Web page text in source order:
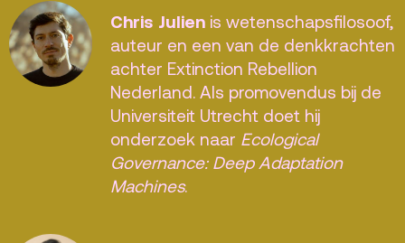
Chris Julien is wetenschapsfilosoof,
auteur en een van de denkkrachten
achter Extinction Rebellion
Nederland. Als promovendus bij de
Universiteit Utrecht doet hij
onderzoek naar Ecological
Governance: Deep Adaptation
Machines.